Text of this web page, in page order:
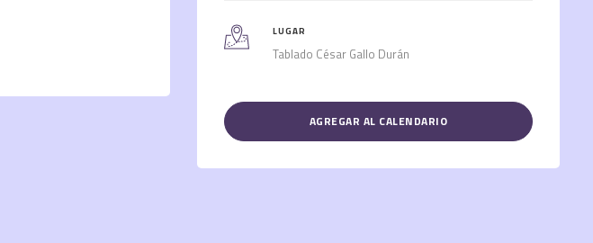
LUGAR
Tablado César Gallo Durán
AGREGAR AL CALENDARIO